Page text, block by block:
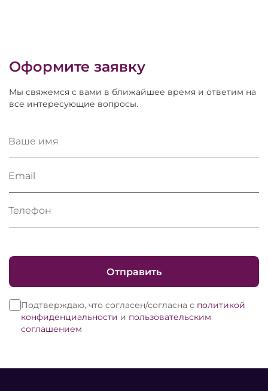
Оформите заявку
Мы свяжемся с вами в ближайшее время и ответим на
все интересующие вопросы.
Ваше имя
Email
Телефон
Подтверждаю, что согласен/согласна с политикой
конфиденциальности и пользовательским
соглашением
Отправить